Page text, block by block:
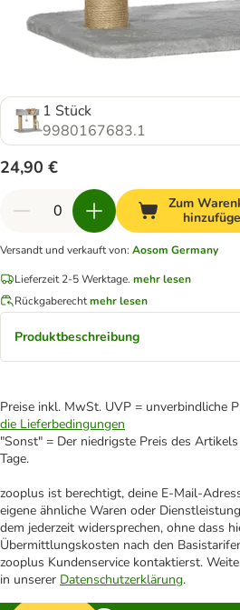
1 Stück
9980167683.1
24,90 €
Zum
Versandt und verkauft von: Aosom Germany
Lieferzeit 2-5 Werktage. mehr lesen
Rückgaberechtmehr lesen
Produktbeschreibung
Preise inkl. MwSt. UVP = unverbindliche
die Lieferbedingungen
"Sonst" = Der niedrigste Preis des
Tage.
zooplus ist berechtigt, deine E-Mail-
eigene ähnliche Waren oder
dem jederzeit widersprechen, ohne dass
Übermittlungskosten nach den
zooplus Kundenservice kontaktierst.
in unserer Datenschutzerklärung.